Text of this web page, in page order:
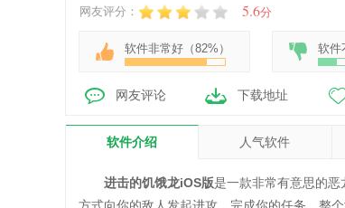
网友评分：
5.6分
软件非常好（82% ） 软件
网友评论 下载地址
软件介绍 人气软件
进击的饥饿龙iOS版是一款非常有意思的